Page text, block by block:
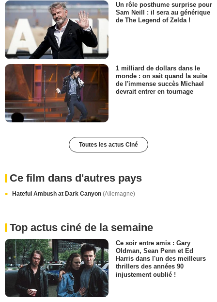
Un rôle posthume surprise pour
Sam Neill : il sera au générique
de The Legend of Zelda !
1 milliard de dollars dans le
monde : on sait quand la suite
de l'immense succès Michael
devrait entrer en tournage
Toutes les actus Ciné
Ce film dans d'autres pays
Hateful Ambush at Dark Canyon (Allemagne)
Top actus ciné de la semaine
Ce soir entre amis : Gary
Oldman, Sean Penn et Ed
Harris dans l'un des meilleurs
thrillers des années 90
injustement oublié !